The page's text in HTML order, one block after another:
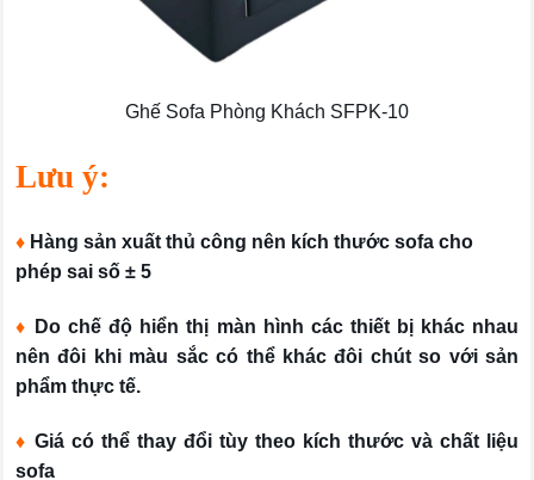
Ghế Sofa Phòng Khách SFPK-10
Lưu ý:
♦ Hàng sản xuất thủ công nên kích thước sofa cho
phép sai số ± 5
♦
Do chế độ hiển thị màn hình các thiết bị khác nhau
nên đôi khi màu sắc có thể khác đôi chút so với sản
phẩm thực tế.
♦ Giá có thể thay đổi tùy theo kích thước và chất liệu
sofa